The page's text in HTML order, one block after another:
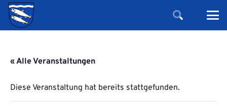
« Alle Veranstaltungen
Diese Veranstaltung hat bereits stattgefunden.